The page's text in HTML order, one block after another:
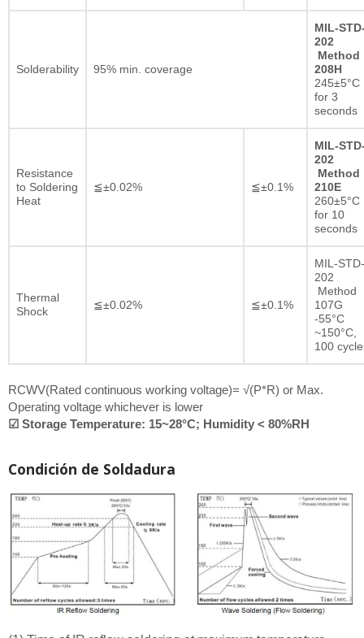
Solderability 95% min. coverage
MIL-
202
Method
208H
245±5°C
for 3
seconds
Resistance
to Soldering
Heat
≦±0.02% ≦±0.1%
MIL-
202
Method
210E
260±5°C
for 10
seconds
Thermal
Shock
≦±0.02% ≦±0.1%
MIL-STD-
202
Method
107G
-55°C
~150°C,
100
RCWV(Rated continuous working voltage)= √(P*R) or Max.
Operating voltage whichever is lower
☑ Storage Temperature: 15~28°C; Humidity < 80%RH
Condición de Soldadura